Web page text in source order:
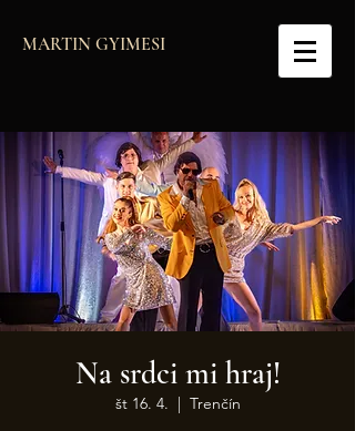
MARTIN GYIMESI
Na srdci mi hraj!
št 16. 4.
  |
Trenčín